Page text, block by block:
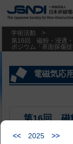
学術活動
>
第16回 磁粉・浸透・
ポジウム「表面探傷
<< 2025 >>
電磁気応
第16回 磁
用部門・